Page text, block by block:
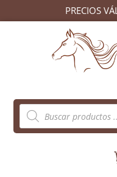
PRECIOS
Búsqueda
de
productos